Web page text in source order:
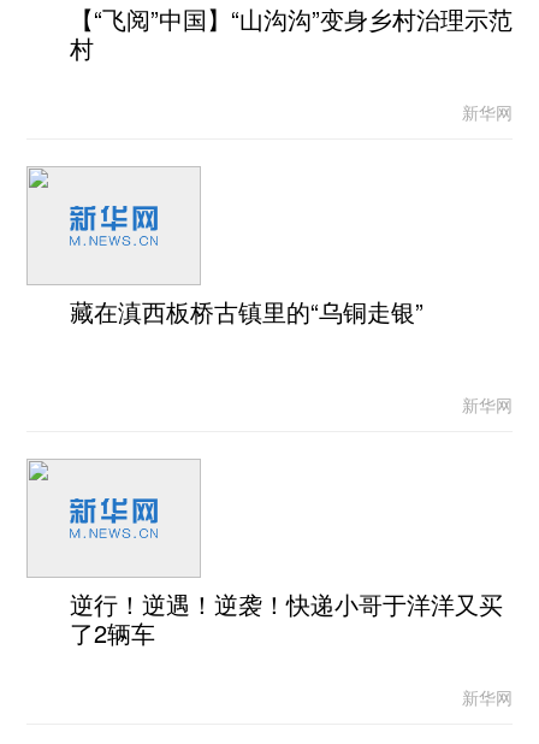
【“飞阅”中国】“山沟沟”变身乡村治理示范
村
新华网
藏在滇西板桥古镇里的“乌铜走银”
新华网
逆行！逆遇！逆袭！快递小哥于洋洋又买
了2辆车
新华网